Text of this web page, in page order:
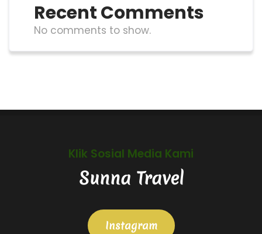
Recent Comments
No comments to show.
Klik Sosial Media Kami
Sunna Travel
Instagram